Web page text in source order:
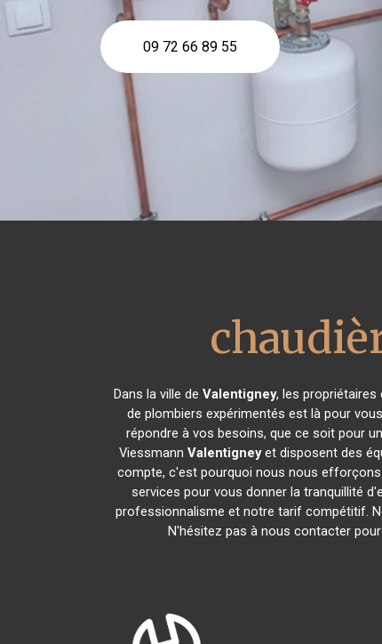
09 72 66 89 55
Dans la ville de Valentigney, les propriétaires
de plombiers expérimentés est là pour
répondre à vos besoins, que ce soit pour
Viessmann Valentigneyet disposent des
compte, c'est pourquoi nous nous
services pour vous donner la tranquillité
professionnalisme et notre tarif compétitif.
N'hésitez pas à nous contacter